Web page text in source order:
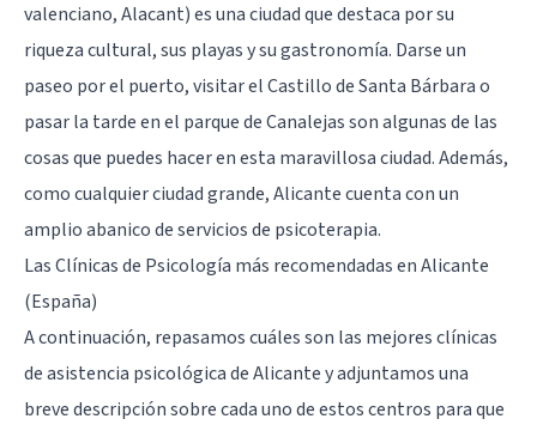
valenciano, Alacant) es una ciudad que destaca por su
riqueza cultural, sus playas y su gastronomía. Darse un
paseo por el puerto, visitar el Castillo de Santa Bárbara o
pasar la tarde en el parque de Canalejas son algunas de las
cosas que puedes hacer en esta maravillosa ciudad. Además,
como cualquier ciudad grande, Alicante cuenta con un
amplio abanico de servicios de psicoterapia.
Las Clínicas de Psicología más recomendadas en Alicante
(España)
A continuación, repasamos cuáles son las mejores clínicas
de asistencia psicológica de Alicante y adjuntamos una
breve descripción sobre cada uno de estos centros para que